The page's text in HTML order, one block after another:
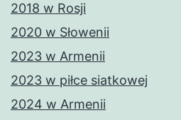
2018 w Rosji
2020 w Słowenii
2023 w Armenii
2023 w piłce siatkowej
2024 w Armenii